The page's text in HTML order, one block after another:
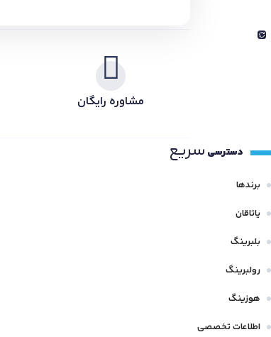
مشاوره رایگان
دسترسی سریع
برندها
یاتاقان
بلبرینگ
رولبرینگ
هوزینگ
اطلاعات تخصصی